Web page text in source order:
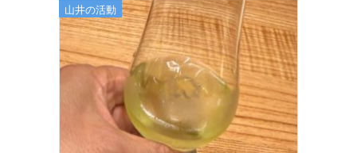
山井の活動